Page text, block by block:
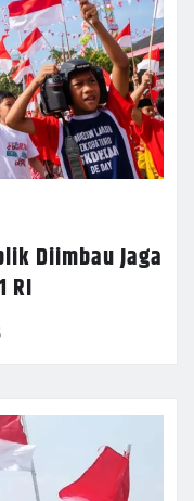
Diimbau Jaga
RI